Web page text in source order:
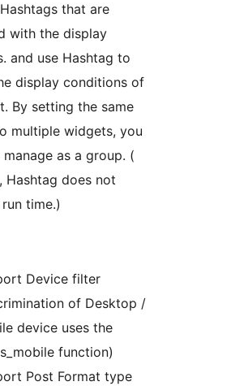
that are
with the display
and use Hashtag to
display conditions of
By setting the same
multiple widgets, you
as a group. (
Hashtag does not
time.)
Device filter
of Desktop /
device uses the
function)
Post Format type